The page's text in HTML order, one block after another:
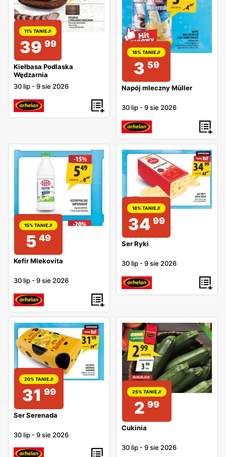
11% TANIEJ!
39 99
Kiełbasa Podlaska
Wędzarnia
30 lip -9 sie 2026
16% TANIEJ!
3 59
Napój mleczny Müller
30 lip -9 sie 2026
15% TANIEJ!
5 49
Kefir Mlekovita
30 lip -9 sie 2026
18% TANIEJ!
34 99
Ser Ryki
30 lip -9 sie 2026
20% TANIEJ!
31 99
Ser Serenada
30 lip -9 sie 2026
25% TANIEJ!
2 99
Cukinia
30 lip -9 sie 2026